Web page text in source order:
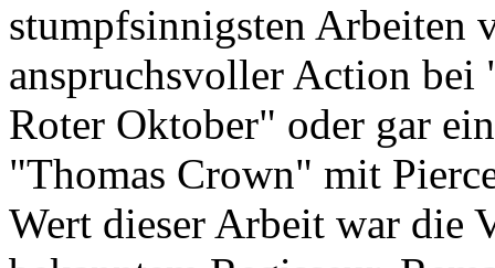
stumpfsinnigsten Arbeiten
anspruchsvoller Action bei
Roter Oktober" oder gar
"Thomas Crown" mit
Wert dieser Arbeit war die